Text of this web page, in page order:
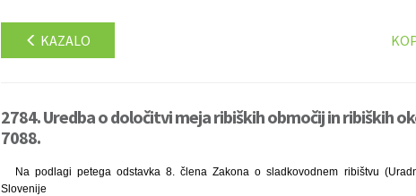
KAZALO
2784. Uredba o določitvi meja ribiških območij in ribiških
7088.
Na podlagi petega odstavka 8. člena Zakona o sladkovodnem ribištvu
Slovenije